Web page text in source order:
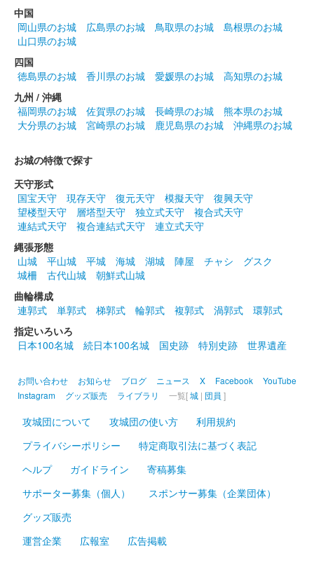
台紙は小川和紙を使用。「菅谷館跡」の文字は大妻嵐山高等学校
書道部による揮毫。
菅谷館跡 御城印
大妻嵐山中学校・高等学校コラボ
御城印 令和7年度版 吉祥模様 第2弾
販売終了
書道部による揮毫。
菅谷館跡 御城印 花火版 8月限定
販売終了
小川和紙を使用している。
菅谷城 御城印 ヤマユリ版 7月限定
販売終了
にあしらってある。
菅谷館跡 御城印 大妻嵐山中学校・高等学校コラボ
御城印 令和7年度版
道部による揮毫。
菅谷館跡 御城印 大妻嵐山中学校・高等学校コラボ
中国
岡山県のお城
広島県のお城 鳥取県のお城
島根県のお城
山口県のお城
四国
徳島県のお城
香川県のお城 愛媛県のお城
高知県のお城
九州 / 沖縄
福岡県のお城
佐賀県のお城 長崎県のお城
熊本県のお城
大分県のお城
宮崎県のお城 鹿児島県のお城 沖縄県のお城
お城の特徴で探す
天守形式
国宝天守
現存天守 復元天守 模擬天守
復興天守
望楼型天守
層塔型天守 独立式天守
複合式天守
連結式天守
複合連結式天守
連立式天守
縄張形態
山城
平山城 平城 海城 湖城 陣屋 チャシ
グスク
城柵
古代山城
朝鮮式山城
曲輪構成
連郭式
単郭式 梯郭式 輪郭式 複郭式 渦郭式
環郭式
指定いろいろ
日本100名城
続日本100名城 国史跡 特別史跡 世界遺産
お問い合わせ お知らせ ブログ ニュース X Facebook
YouTube
Instagram
グッズ販売 ライブラリ 一覧[城 | 団員 ]
攻城団について 攻城団の使い方
利用規約
プライバシーポリシー
特定商取引法に基づく表記
ヘルプ
ガイドライン
寄稿募集
サポーター募集（個人）
スポンサー募集（企業団体）
グッズ販売
運営企業
広報室 広告掲載